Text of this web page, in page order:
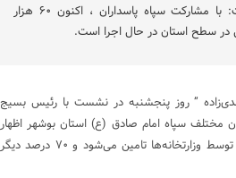
ندای استان:استاندار بوشهر گفت: با مشارکت سپاه پاسداران ، اکنون ۶۰ هزار
سطح استان در حال اجرا است.
” روز پنجشنبه در نشست با رئیس بسیج
سپاه امام صادق (ع) استان بوشهر اظهار
کرد: ۳۰ درصد اعتبارات این طرح‌ها توسط وزارتخانه‌ها تامین می‌شود و ۷۰ درصد دیگر